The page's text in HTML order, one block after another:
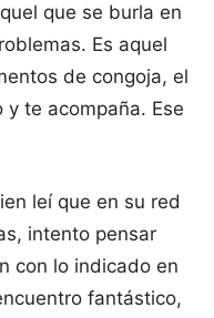
que se burla en
Es aquel
de congoja, el
te acompaña. Ese
leí que en su red
intento pensar
con lo indicado en
fantástico,